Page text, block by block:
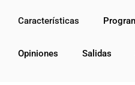
Características
Opiniones Salidas